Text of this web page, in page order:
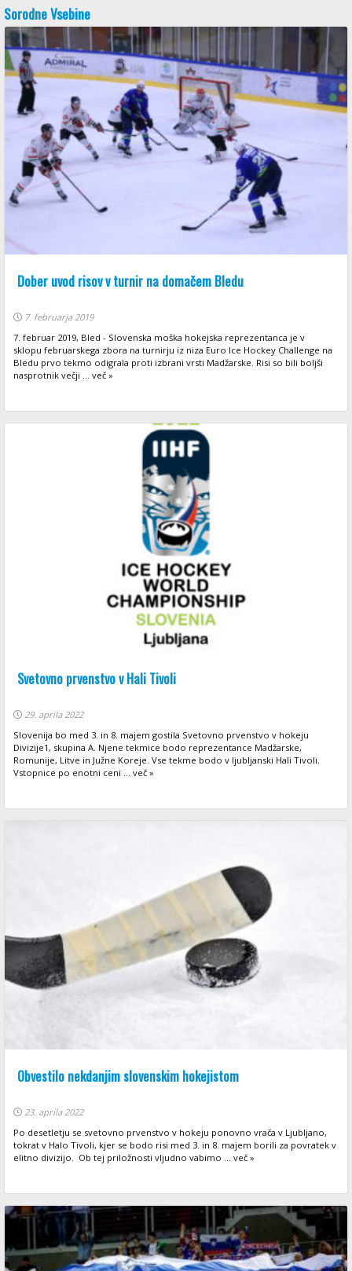
Sorodne Vsebine
Dober uvod risov v turnir na domačem Bledu
7. februarja 2019
7. februar 2019, Bled - Slovenska moška hokejska reprezentanca je v
sklopu februarskega zbora na turnirju iz niza Euro Ice Hockey Challenge na
Bledu prvo tekmo odigrala proti izbrani vrsti Madžarske. Risi so bili boljši
nasprotnik večji ... več »
Svetovno prvenstvo v Hali Tivoli
29. aprila 2022
Slovenija bo med 3. in 8. majem gostila Svetovno prvenstvo v hokeju
Divizije1, skupina A. Njene tekmice bodo reprezentance Madžarske,
Romunije, Litve in Južne Koreje. Vse tekme bodo v ljubljanski Hali Tivoli.
Vstopnice po enotni ceni ... več »
Obvestilo nekdanjim slovenskim hokejistom
23. aprila 2022
Po desetletju se svetovno prvenstvo v hokeju ponovno vrača v Ljubljano,
tokrat v Halo Tivoli, kjer se bodo risi med 3. in 8. majem borili za povratek v
elitno divizijo. Ob tej priložnosti vljudno vabimo ... več »